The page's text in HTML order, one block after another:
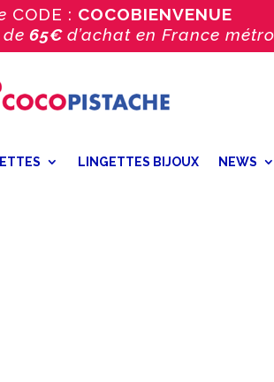
CODE : COCOBIENVENUE
65€ d’achat en France
LINGETTES BIJOUX NEWS